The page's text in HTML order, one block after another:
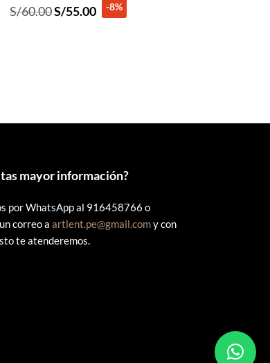
S/60.00El
S/55.00El-8%
mayor información?
por WhatsApp al 916458766 o
correo a artlent.pe@gmail.comy con
te atenderemos.